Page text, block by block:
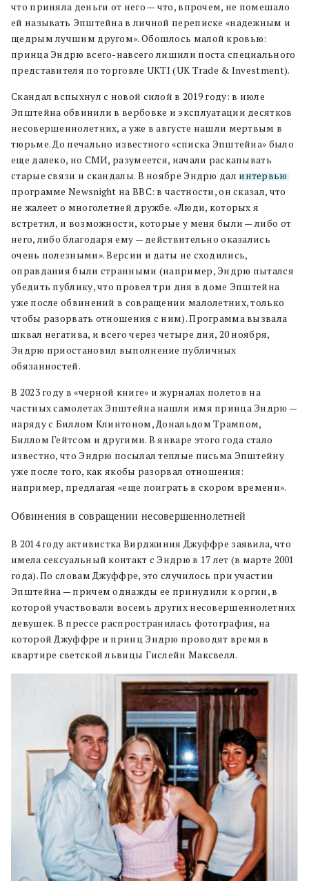
что приняла деньги от него — что, впрочем, не помешало
ей называть Эпштейна в личной переписке «надежным и
щедрым лучшим другом». Обошлось малой кровью:
принца Эндрю всего-навсего лишили поста специального
представителя по торговле UKTI (UK Trade & Investment).
Скандал вспыхнул с новой силой в 2019 году: в июле
Эпштейна обвинили в вербовке и эксплуатации десятков
несовершеннолетних, а уже в августе нашли мертвым в
тюрьме. До печально известного «списка Эпштейна» было
еще далеко, но СМИ, разумеется, начали раскапывать
старые связи и скандалы. В ноябре Эндрю дал интервью
программе Newsnight на BBC: в частности, он сказал, что
не жалеет о многолетней дружбе. «Люди, которых я
встретил, и возможности, которые у меня были — либо от
него, либо благодаря ему — действительно оказались
очень полезными». Версии и даты не сходились,
оправдания были странными (например, Эндрю пытался
убедить публику, что провел три дня в доме Эпштейна
уже после обвинений в совращении малолетних, только
чтобы разорвать отношения с ним). Программа вызвала
шквал негатива, и всего через четыре дня, 20 ноября,
Эндрю приостановил выполнение публичных
обязанностей.
В 2023 году в «черной книге» и журналах полетов на
частных самолетах Эпштейна нашли имя принца Эндрю —
наряду с Биллом Клинтоном, Дональдом Трампом,
Биллом Гейтсом и другими. В январе этого года стало
известно, что Эндрю посылал теплые письма Эпштейну
уже после того, как якобы разорвал отношения:
например, предлагая «еще поиграть в скором времени».
Обвинения в совращении несовершеннолетней
В 2014 году активистка Вирджиния Джуффре заявила, что
имела сексуальный контакт с Эндрю в 17 лет (в марте 2001
года). По словам Джуффре, это случилось при участии
Эпштейна — причем однажды ее принудили к оргии, в
которой участвовали восемь других несовершеннолетних
девушек. В прессе распространилась фотография, на
которой Джуффре и принц Эндрю проводят время в
квартире светской львицы Гислейн Максвелл.